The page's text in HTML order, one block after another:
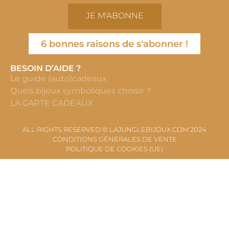
JE M'ABONNE
6 bonnes raisons de s'abonner !
BESOIN D’AIDE ?
Le guide (auto)cadeaux
Quels bijoux symboliques choisir ?
LA CARTE CADEAUX
ALL RIGHTS RESERVED © LAJUNGLEBIJOUX.COM 2024
CONDITIONS GÉNÉRALES DE VENTE
POLITIQUE DE COOKIES (UE)